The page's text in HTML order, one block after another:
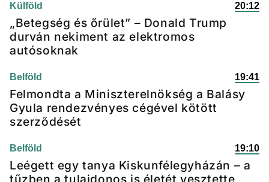
Külföld 20:12
„Betegség és őrület” – Donald Trump
durván nekiment az elektromos
autósoknak
Belföld 19:41
Felmondta a Miniszterelnökség a Balásy
Gyula rendezvényes cégével kötött
szerződését
Belföld 19:10
Leégett egy tanya Kiskunfélegyházán – a
tűzben a tulajdonos is életét vesztette